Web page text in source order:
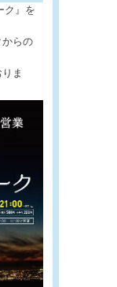
ク』を
からの
ま